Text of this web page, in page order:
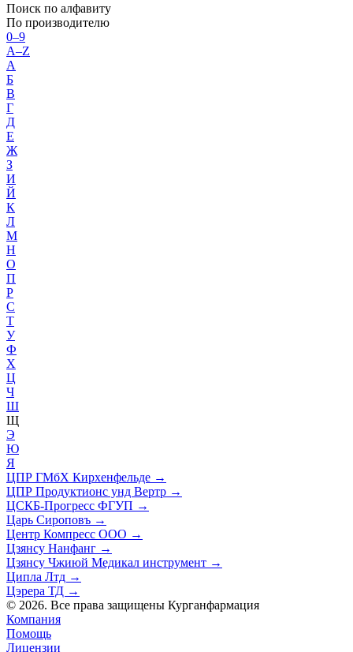
Поиск по алфавиту
По производителю
0–9
A–Z
А
Б
В
Г
Д
Е
Ж
З
И
Й
К
Л
М
Н
О
П
Р
С
Т
У
Ф
Х
Ц
Ч
Ш
Щ
Э
Ю
Я
ЦПР ГМбХ Кирхенфельде →
ЦПР Продуктионс унд Вертр →
ЦСКБ-Прогресс ФГУП →
Царь Сироповъ →
Центр Компресс ООО →
Цзянсу Нанфанг →
Цзянсу Чжиюй Медикал инструмент →
Ципла Лтд →
Цэрера ТД →
© 2026. Все права защищены Курганфармация
Компания
Помощь
Лицензии